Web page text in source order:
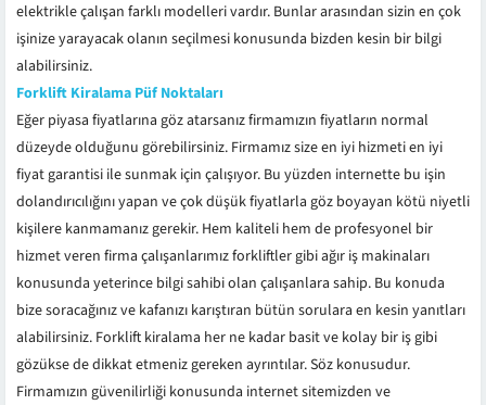
elektrikle çalışan farklı modelleri vardır. Bunlar arasından sizin en çok
işinize yarayacak olanın seçilmesi konusunda bizden kesin bir bilgi
alabilirsiniz.
Forklift Kiralama Püf Noktaları
Eğer piyasa fiyatlarına göz atarsanız firmamızın fiyatların normal
düzeyde olduğunu görebilirsiniz. Firmamız size en iyi hizmeti en iyi
fiyat garantisi ile sunmak için çalışıyor. Bu yüzden internette bu işin
dolandırıcılığını yapan ve çok düşük fiyatlarla göz boyayan kötü niyetli
kişilere kanmamanız gerekir. Hem kaliteli hem de profesyonel bir
hizmet veren firma çalışanlarımız forkliftler gibi ağır iş makinaları
konusunda yeterince bilgi sahibi olan çalışanlara sahip. Bu konuda
bize soracağınız ve kafanızı karıştıran bütün sorulara en kesin yanıtları
alabilirsiniz. Forklift kiralama her ne kadar basit ve kolay bir iş gibi
gözükse de dikkat etmeniz gereken ayrıntılar. Söz konusudur.
Firmamızın güvenilirliği konusunda internet sitemizden ve